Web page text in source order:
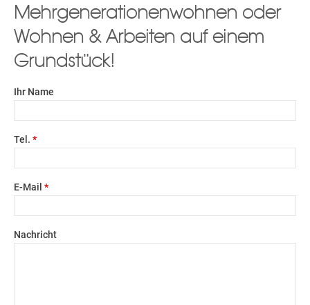
Mehrgenerationenwohnen oder
Wohnen & Arbeiten auf einem
Grundstück!
Ihr Name
Tel. *
E-Mail *
Nachricht